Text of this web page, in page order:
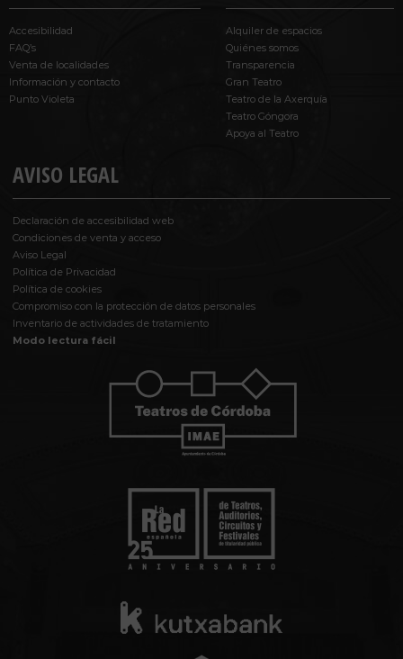
Accesibilidad
FAQ’s
Venta de localidades
Información y contacto
Punto Violeta
AVISO LEGAL
Declaración de accesibilidad web
Condiciones de venta y acceso
Aviso Legal
Política de Privacidad
Política de cookies
Compromiso con la protección de datos personales
Inventario de actividades de tratamiento
Modo lectura fácil
Alquiler de espacios
Quiénes somos
Transparencia
Gran Teatro
Teatro de la Axerquía
Teatro Góngora
Apoya al Teatro